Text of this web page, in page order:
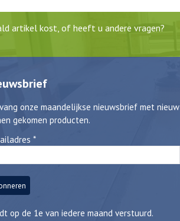
artikel kost, of heeft u andere vragen?
onze maandelijkse nieuwsbrief met nieuw
gekomen producten.
*
op de 1e van iedere maand verstuurd.